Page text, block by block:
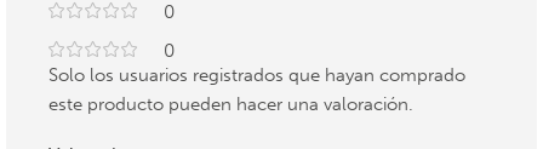
0
0
Solo los usuarios registrados que hayan comprado
este producto pueden hacer una valoración.